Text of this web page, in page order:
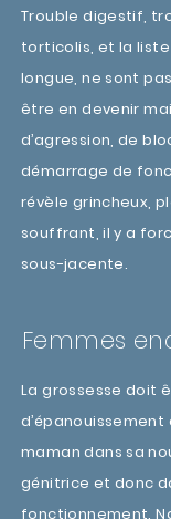
Trouble digestif,
torticolis, et la
longue, ne sont
être en devenir
d’agression, de
démarrage de
révèle grincheux,
souffrant, il y a
sous-jacente.
Femmes
La grossesse doit
maman dans sa
génitrice et donc
fonctionnement.